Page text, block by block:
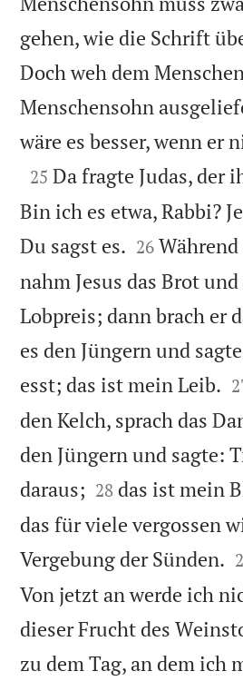
gehen, wie die Schrift
Doch weh dem
Menschensohn
wäre es besser, wenn er

25 Da fragte Judas, der
Bin ich es etwa, Rabbi?
Du sagst es. 

26
nahm Jesus das Brot
Lobpreis; dann brach er
es den Jüngern und
esst; das ist mein Leib. 
den Kelch, sprach das
den Jüngern und sagte:
daraus; 

28 das ist mein
das für viele vergossen
Vergebung der Sünden. 
Von jetzt an werde ich
dieser Frucht des
zu dem Tag, an dem ich